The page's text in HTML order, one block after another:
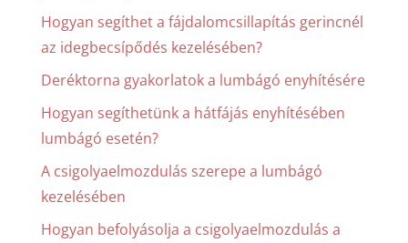
Hogyan segíthet a fájdalomcsillapítás gerincnél
az idegbecsípődés kezelésében?
Deréktorna gyakorlatok a lumbágó enyhítésére
Hogyan segíthetünk a hátfájás enyhítésében
lumbágó esetén?
A csigolyaelmozdulás szerepe a lumbágó
kezelésében
Hogyan befolyásolja a csigolyaelmozdulás a